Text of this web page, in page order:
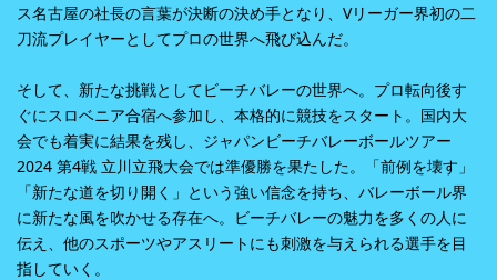
ス名古屋の社長の言葉が決断の決め手となり、Vリーガー界初の二
刀流プレイヤーとしてプロの世界へ飛び込んだ。
そして、新たな挑戦としてビーチバレーの世界へ。プロ転向後す
ぐにスロベニア合宿へ参加し、本格的に競技をスタート。国内大
会でも着実に結果を残し、ジャパンビーチバレーボールツアー
2024 第4戦 立川立飛大会では準優勝を果たした。「前例を壊す」
「新たな道を切り開く」という強い信念を持ち、バレーボール界
に新たな風を吹かせる存在へ。ビーチバレーの魅力を多くの人に
伝え、他のスポーツやアスリートにも刺激を与えられる選手を目
指していく。